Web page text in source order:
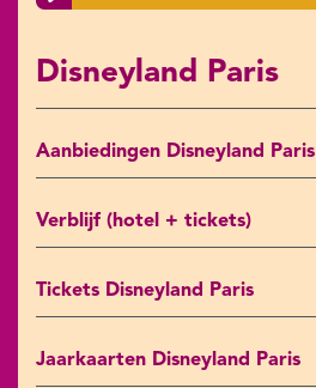
Disneyland Paris
Aanbiedingen Disneyland Paris
Verblijf (hotel + tickets)
Tickets Disneyland Paris
Jaarkaarten Disneyland Paris